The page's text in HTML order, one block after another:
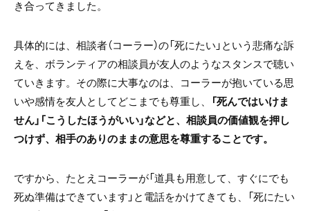
き合ってきました。
具体的には、相談者（コーラー）の「死にたい」という悲痛な訴
えを、ボランティアの相談員が友人のようなスタンスで聴い
ていきます。その際に大事なのは、コーラーが抱いている思
いや感情を友人としてどこまでも尊重し、 「死んではいけま
せん」「こうしたほうがいい」などと、相談員の価値観を押し
つけず、相手のありのままの意思を尊重することです。
ですから、たとえコーラーが「道具も用意して、すぐにでも
死ぬ準備はできています」と電話をかけてきても、「死にたい